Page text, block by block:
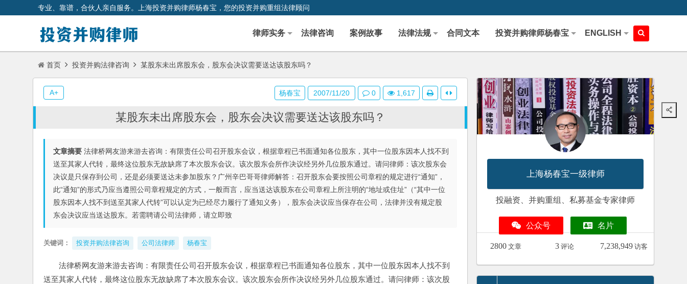
专业、靠谱，合伙人亲自服务。上海投资并购律师杨春宝，您的投资并购重组法律顾问
律师实务 法律咨询 案例故事 法律法规 合同文本 投资并购律师杨春宝 ENGLISH
首页 投资并购法律咨询 某股东未出席股东会，股东会决议需要送达该股东吗？
某股东未出席股东会，股东会决议需要送达该股东吗？
文章摘要 法律桥网友游来游去咨询：有限责任公司召开股东会议，根据章程已书面通知各位股东，其中一位股东因本人找不到
送至其家人代转，最终这位股东无故缺席了本次股东会议。该次股东会所作决议经另外几位股东通过。请问律师：该次股东会
决议是只保存到公司，还是必须要送达未参加股东？广州辛巴哥哥律师解答：召开股东会要按照公司章程的规定进行“通知”，
此“通知”的形式乃应当遵照公司章程规定的方式，一般而言，应当送达该股东在公司章程上所注明的“地址或住址”（“其中一位
股东因本人找不到送至其家人代转”可以认定为已经尽力履行了通知义务），股东会决议应当保存在公司，法律并没有规定股
东会决议应当送达股东。若需聘请公司法律师，请立即致
关键词： 投资并购法律咨询 公司法律师 杨春宝
法律桥网友游来游去咨询：有限责任公司召开股东会议，根据章程已书面通知各位股东，其中一位股东因本人找不到
送至其家人代转，最终这位股东无故缺席了本次股东会议。该次股东会所作决议经另外几位股东通过。请问律师：该次股
杨春宝 2007/11/20 0 1,617
A+
上海杨春宝一级律师
投融资、并购重组、私募基金专家律师
公众号 名片
2800 文章 3 评论 7,238,949 访客